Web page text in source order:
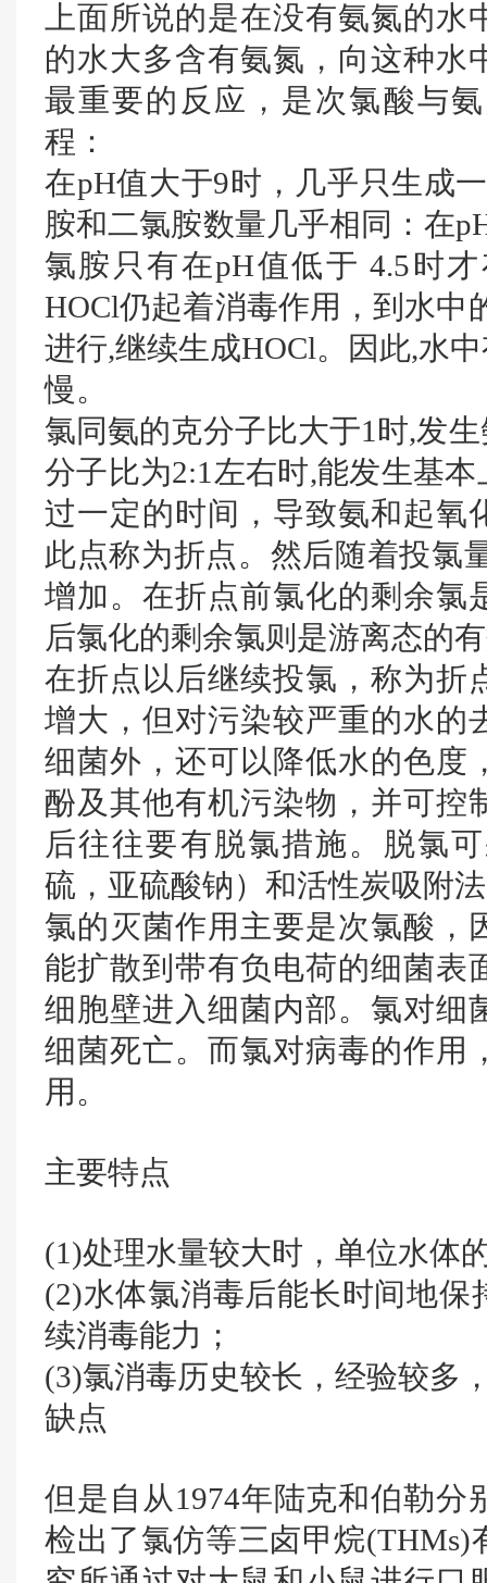
上面所说的是在没有氨氮的
的水大多含有氨氮，向这种水
最重要的反应，是次氯酸与
程：
在pH值大于9时，几乎只生成
胺和二氯胺数量几乎相同：在
氯胺只有在pH值低于 4.5时
HOCl仍起着消毒作用，到水中
进行,继续生成HOCl。因此,水
慢。
氯同氨的克分子比大于1时,发
分子比为2:1左右时,能发生基
过一定的时间，导致氨和起氧
此点称为折点。然后随着投氯
增加。在折点前氯化的剩余氯
后氯化的剩余氯则是游离态的
在折点以后继续投氯，称为折
增大，但对污染较严重的水的
细菌外，还可以降低水的色度
酚及其他有机污染物，并可控
后往往要有脱氯措施。脱氯
硫，亚硫酸钠）和活性炭吸附
氯的灭菌作用主要是次氯酸，
能扩散到带有负电荷的细菌表
细胞壁进入细菌内部。氯对细
细菌死亡。而氯对病毒的作用
用。
主要特点
(1)处理水量较大时，单位水体
(2)水体氯消毒后能长时间地
续消毒能力；
(3)氯消毒历史较长，经验较多
缺点
但是自从1974年陆克和伯勒
检出了氯仿等三卤甲烷(THMs)